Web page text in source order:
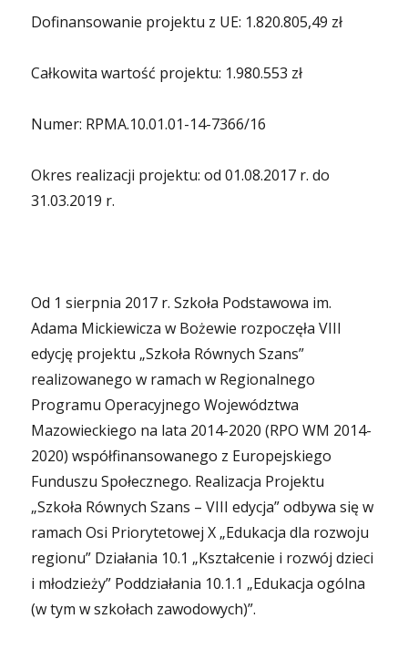
Dofinansowanie projektu z UE: 1.820.805,49 zł
Całkowita wartość projektu: 1.980.553 zł
Numer: RPMA.10.01.01-14-7366/16
Okres realizacji projektu: od 01.08.2017 r. do
31.03.2019 r.
Od 1 sierpnia 2017 r. Szkoła Podstawowa im.
Adama Mickiewicza w Bożewie rozpoczęła VIII
edycję projektu „Szkoła Równych Szans”
realizowanego w ramach w Regionalnego
Programu Operacyjnego Województwa
Mazowieckiego na lata 2014-2020 (RPO WM 2014-
2020) współfinansowanego z Europejskiego
Funduszu Społecznego. Realizacja Projektu
„Szkoła Równych Szans – VIII edycja” odbywa się w
ramach Osi Priorytetowej X „Edukacja dla rozwoju
regionu” Działania 10.1 „Kształcenie i rozwój dzieci
i młodzieży” Poddziałania 10.1.1 „Edukacja ogólna
(w tym w szkołach zawodowych)”.